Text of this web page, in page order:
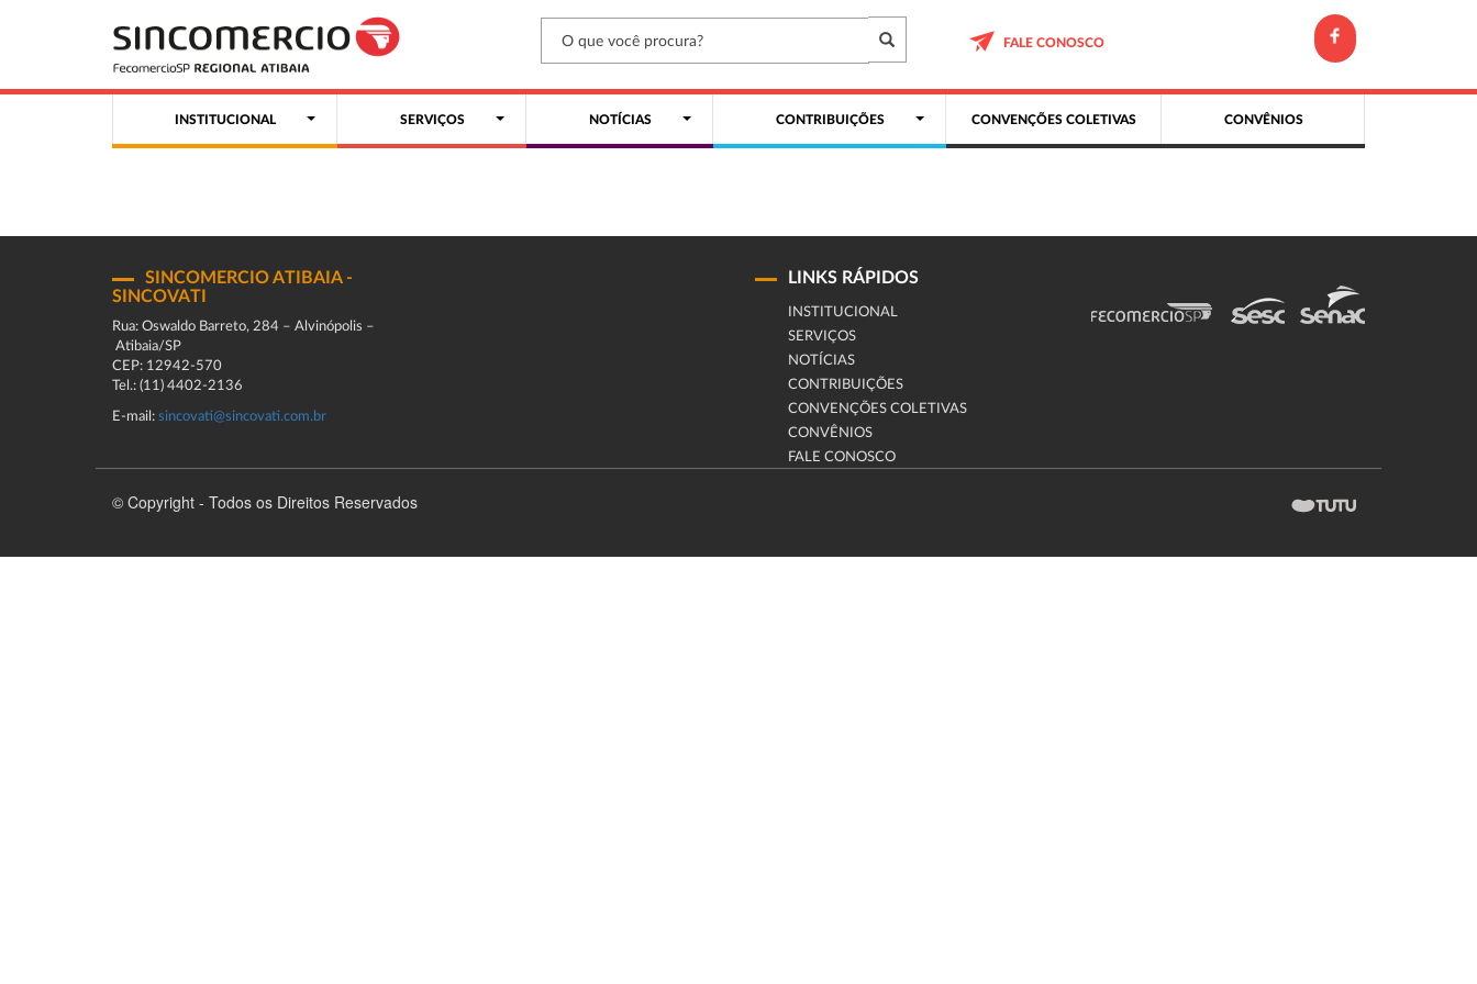
FALE CONOSCO
INSTITUCIONAL SERVIÇOS NOTÍCIAS CONTRIBUIÇÕES CONVENÇÕES COLETIVAS CONVÊNIOS
SINCOMERCIO ATIBAIA -
SINCOVATI
Rua: Oswaldo Barreto, 284 – Alvinópolis –
Atibaia/SP
CEP: 12942-570
Tel.: (11) 4402-2136
E-mail: sincovati@sincovati.com.br
LINKS RÁPIDOS
INSTITUCIONAL
SERVIÇOS
NOTÍCIAS
CONTRIBUIÇÕES
CONVENÇÕES COLETIVAS
CONVÊNIOS
FALE CONOSCO
© Copyright - Todos os Direitos Reservados